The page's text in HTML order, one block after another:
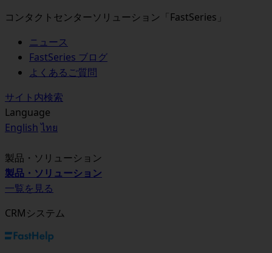
コンタクトセンターソリューション「FastSeries」
ニュース
FastSeries ブログ
よくあるご質問
サイト内検索
Language
English ไทย
製品・ソリューション
製品・ソリューション
一覧を見る
CRMシステム